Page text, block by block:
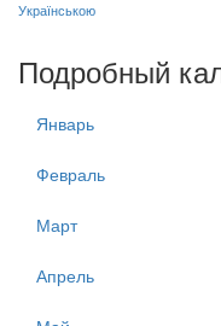
Українською
Подробный
Январь
Февраль
Март
Апрель